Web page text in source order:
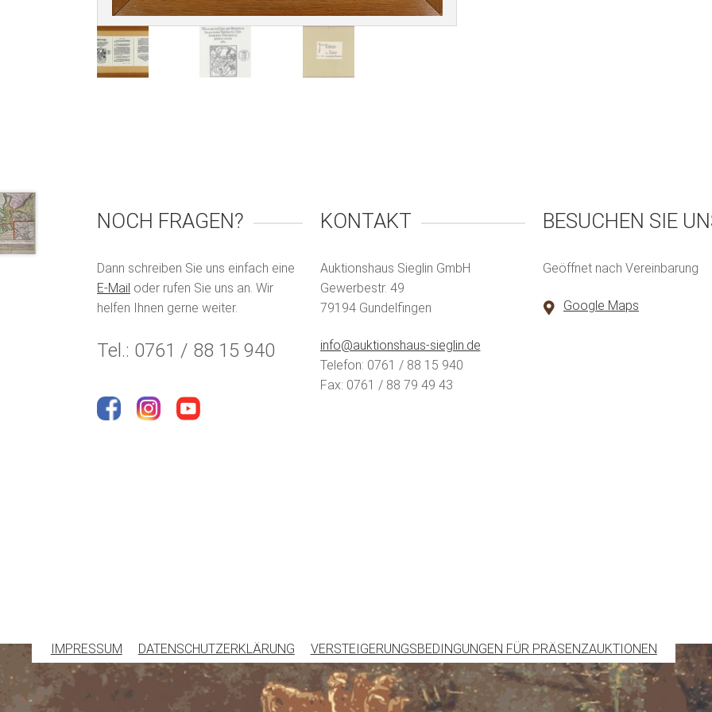
NOCH FRAGEN?
Dann schreiben Sie uns einfach eine
E-Mail oder rufen Sie uns an. Wir
helfen Ihnen gerne weiter.
Tel.: 0761 / 88 15 940
KONTAKT
Auktionshaus Sieglin GmbH
Gewerbestr. 49
79194 Gundelfingen
info@auktionshaus-sieglin.de
Telefon: 0761 / 88 15 940
Fax: 0761 / 88 79 49 43
BESUCHEN SIE
Geöffnet nach Vereinbarung
Google Maps
IMPRESSUM DATENSCHUTZERKLÄRUNG VERSTEIGERUNGSBEDINGUNGEN FÜR PRÄSENZAUKTIONEN